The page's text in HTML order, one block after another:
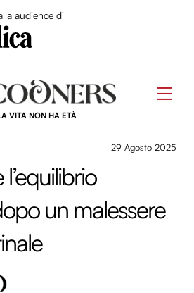
audience di
VITA NON HA ETÀ
29 Agosto 2025
un malessere